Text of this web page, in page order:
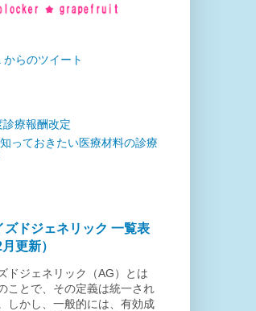
らのツイート
診療報酬改定
っておきたい医療材料の診療
ズドジェネリック 一覧表
更新）
ドジェネリック（AG）とは
ことで、その定義は統一され
しかし、一般的には、有効成